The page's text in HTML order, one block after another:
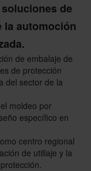
de
la automoción
de embalaje de
de protección
del sector de la
moldeo por
específico en
centro regional
de utillaje y la